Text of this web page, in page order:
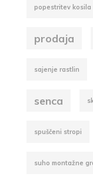
popestritev kosila
prodaja
sajenje rastlin
senca
spuščeni stropi
suho montažne